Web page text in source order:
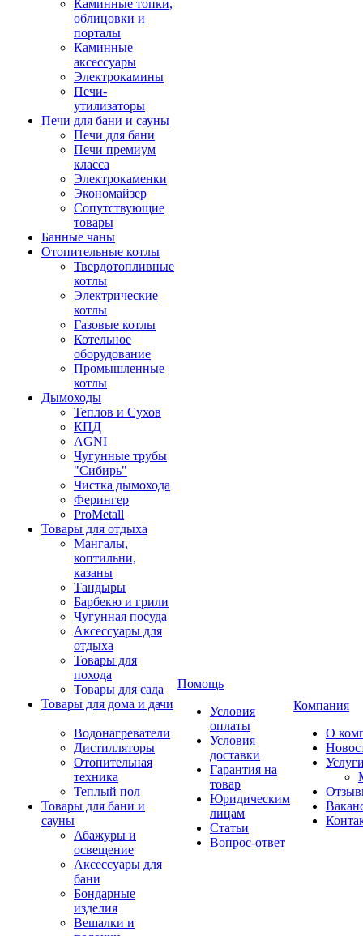
Каминные топки,
облицовки и
порталы
Каминные
аксессуары
Электрокамины
Печи-
утилизаторы
Печи для бани и сауны
Печи для бани
Печи премиум
класса
Электрокаменки
Экономайзер
Сопутствующие
товары
Банные чаны
Отопительные котлы
Твердотопливные
котлы
Электрические
котлы
Газовые котлы
Котельное
оборудование
Промышленные
котлы
Дымоходы
Теплов и Сухов
КПД
AGNI
Чугунные трубы
"Сибирь"
Чистка дымохода
Ферингер
ProMetall
Товары для отдыха
Мангалы,
коптильни,
казаны
Тандыры
Барбекю и грили
Чугунная посуда
Аксессуары для
отдыха
Товары для
похода
Товары для сада
Товары для дома и дачи
Водонагреватели
Дистилляторы
Отопительная
техника
Теплый пол
Товары для бани и
сауны
Абажуры и
освещение
Аксессуары для
бани
Бондарные
изделия
Вешалки и
Помощь
Условия
оплаты
Условия
доставки
Гарантия на
товар
Юридическим
лицам
Статьи
Вопрос-ответ
Компания
О